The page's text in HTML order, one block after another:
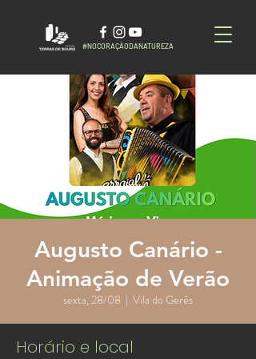
#NOCORAÇÃODANATUREZA
Augusto Canário -
Animação de Verão
sexta, 28/08
  |
Vila do Gerês
Horário e local